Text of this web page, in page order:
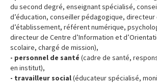
du second degré, enseignant spécialisé,
d’éducation, conseiller pédagogique, directeur
d’établissement, référent numérique,
directeur de Centre d’Information et
scolaire, chargé de mission),
- personnel de santé (cadre de santé,
en institut),
- travailleur social(éducateur spécialisé,